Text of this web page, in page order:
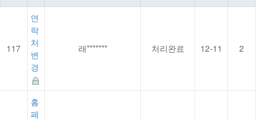
117
연
락
처
변
경
래******* 처리완료 12-11 2
홈
페